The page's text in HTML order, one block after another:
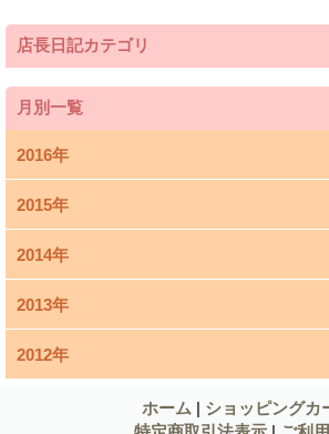
店長日記カテゴリ
月別一覧
2016年
4月 (1)
2015年
3月 (1)
1月 (1)
2014年
11月 (4)
10月 (5)
2013年
12月 (1)
2012年
ホーム | ショッピングカ